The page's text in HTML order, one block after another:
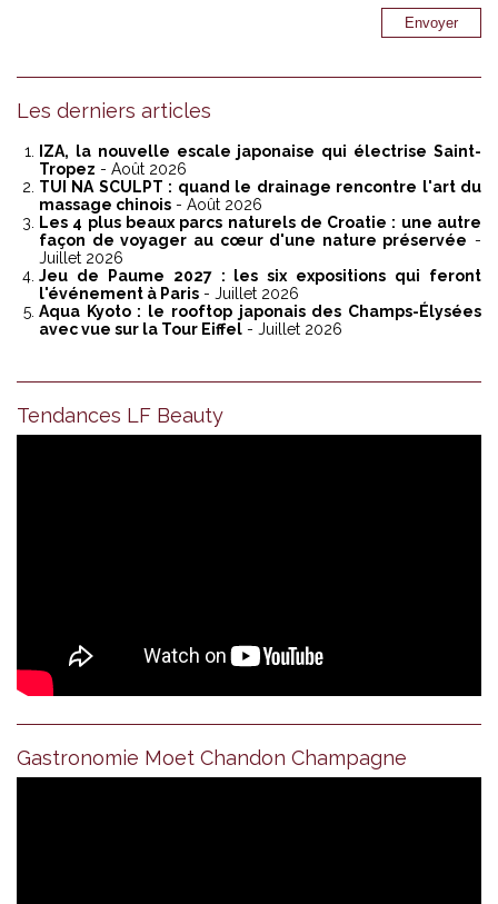
Les derniers articles
IZA, la nouvelle escale japonaise qui électrise Saint-
Tropez - Août 2026
TUI NA SCULPT : quand le drainage rencontre l'art du
massage chinois - Août 2026
Les 4 plus beaux parcs naturels de Croatie : une autre
façon de voyager au cœur d'une nature préservée -
Juillet 2026
Jeu de Paume 2027 : les six expositions qui feront
l'événement à Paris - Juillet 2026
Aqua Kyoto : le rooftop japonais des Champs-Élysées
avec vue sur la Tour Eiffel - Juillet 2026
Tendances LF Beauty
Gastronomie Moet Chandon Champagne